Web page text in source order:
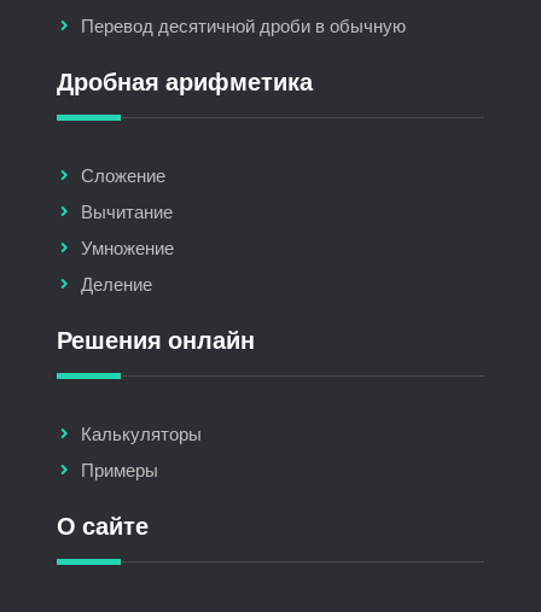
Перевод десятичной дроби в обычную
Дробная арифметика
Сложение
Вычитание
Умножение
Деление
Решения онлайн
Калькуляторы
Примеры
О сайте